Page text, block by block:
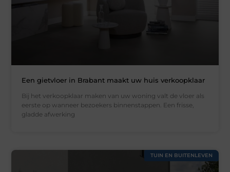
Een gietvloer in Brabant maakt uw huis verkoopklaar
Bij het verkoopklaar maken van uw woning valt de vloer als
eerste op wanneer bezoekers binnenstappen. Een frisse,
gladde afwerking
TUIN EN BUITENLEVEN